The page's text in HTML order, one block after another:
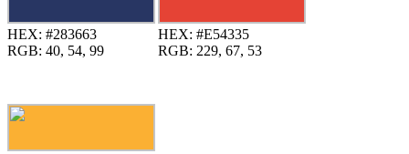
HEX: #283663
RGB: 40, 54, 99
HEX: #E54335
RGB: 229, 67, 53